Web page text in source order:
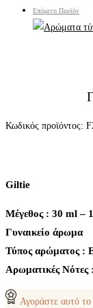
Επόμενο Προϊόν
Κωδικός προϊόντος:
Giltie
Μέγεθος : 30 ml –
Γυναικείο άρωμα
Τύπος αρώματος :
Aρωματικές Νότες
Αγοράστε αυτό το